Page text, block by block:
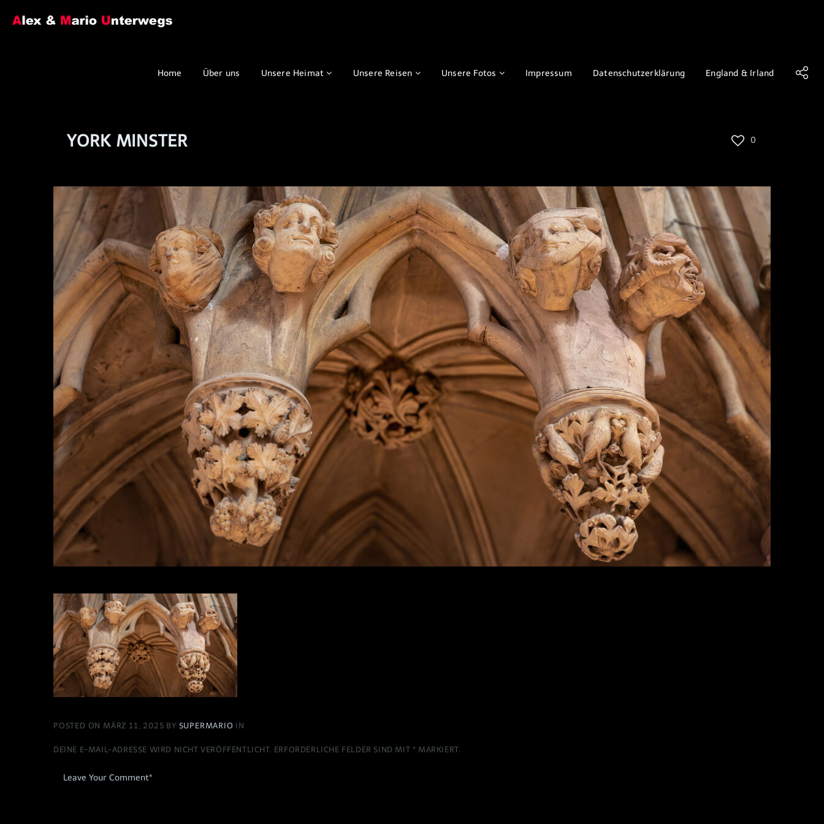
Home Über uns Unsere Heimat Unsere Reisen Unsere Fotos Impressum Datenschutzerklärung England & Irland
YORK MINSTER 0
POSTED ON MÄRZ 11, 2025 BY SUPERMARIO IN
DEINE E-MAIL-ADRESSE WIRD NICHT VERÖFFENTLICHT. ERFORDERLICHE FELDER SIND MIT * MARKIERT.